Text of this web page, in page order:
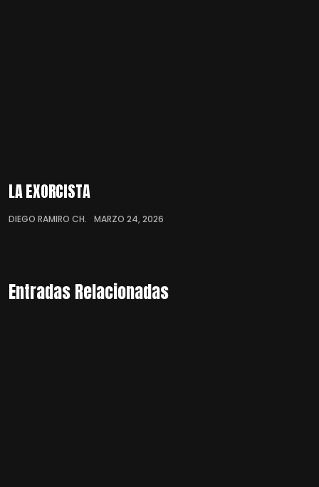
LA EXORCISTA
DIEGO RAMIRO CH. MARZO 24, 2026
Entradas Relacionadas